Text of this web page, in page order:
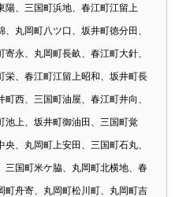
陽、三国町浜地、春江町江留上
丸岡町八ツ口、坂井町徳分田、
永、丸岡町長畝、春江町大針、
栄、春江町江留上昭和、坂井町長
西、三国町油屋、春江町井向、
池上、坂井町御油田、三国町覚
、丸岡町上安田、三国町石丸、
三国町米ケ脇、丸岡町北横地、春
町舟寄、丸岡町松川町、丸岡町吉